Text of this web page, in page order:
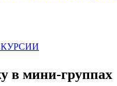
в мини-группах